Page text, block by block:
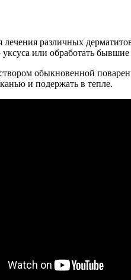
различных
или обработать
обыкновенной
и подержать в тепле.